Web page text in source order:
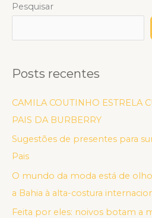
Pesquisar
Posts recentes
CAMILA COUTINHO ESTRELA
PAIS DA BURBERRY
Sugestões de presentes para
Pais
O mundo da moda está de
a Bahia à alta-costura
Feita por eles: noivos botam a